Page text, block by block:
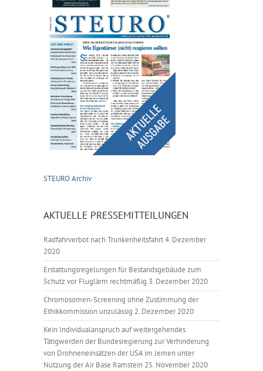
STEURO Archiv
AKTUELLE PRESSEMITTEILUNGEN
Radfahrverbot nach Trunkenheitsfahrt4. Dezember
2020
Erstattungsregelungen für Bestandsgebäude zum
Schutz vor Fluglärm rechtmäßig 3. Dezember 2020
Chromosomen-Screening ohne Zustimmung der
Ethikkommission unzulässig 2. Dezember 2020
Kein Individualanspruch auf weitergehendes
Tätigwerden der Bundesregierung zur Verhinderung
von Drohneneinsätzen der USA im Jemen unter
Nutzung der Air Base Ramstein 25. November 2020